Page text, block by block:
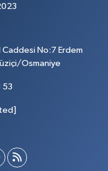
No:7 Erdem
Osmaniye
53